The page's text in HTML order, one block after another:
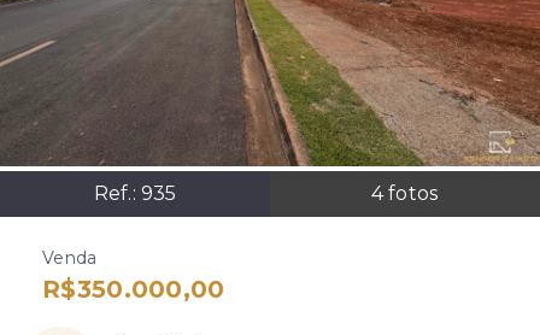
Ref.: 935 4fotos
Venda
R$350.000,00